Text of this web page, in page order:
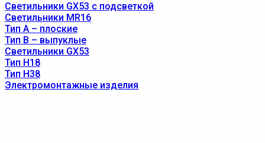
Светильники GX53 с подсветкой
Светильники MR16
Тип A – плоские
Тип B – выпуклые
Светильники GX53
Тип Н18
Тип Н38
Электромонтажные изделия